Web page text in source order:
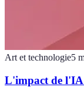
Art et technologie5
L'impact de l'IA